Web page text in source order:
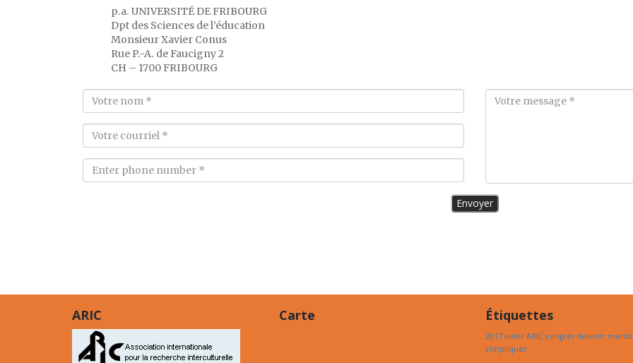
p.a. UNIVERSITÉ DE FRIBOURG
Dpt des Sciences de l’éducation
Monsieur Xavier Conus
Rue P.-A. de Faucigny 2
CH – 1700 FRIBOURG
Envoyer
ARIC Carte Étiquettes
2017 aider ARIC congrès devenir
s'impliquer